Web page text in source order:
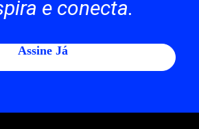
e conecta.
Assine Já